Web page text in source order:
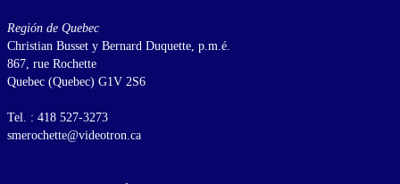
Región de Quebec
Christian Busset y Bernard Duquette, p.m.é.
867, rue Rochette
Quebec (Quebec) G1V 2S6
Tel. : 418 527-3273
smerochette@videotron.ca